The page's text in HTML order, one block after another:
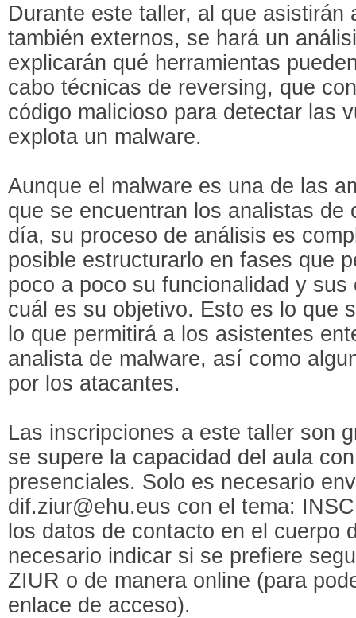
Durante este taller, al que asistirán
también externos, se hará un
explicarán qué herramientas
cabo técnicas de reversing, que
código malicioso para detectar las
explota un malware.
Aunque el malware es una de las
que se encuentran los analistas de
día, su proceso de análisis es
posible estructurarlo en fases que
poco a poco su funcionalidad y
cuál es su objetivo. Esto es lo que
lo que permitirá a los asistentes
analista de malware, así como
por los atacantes.
Las inscripciones a este taller son
se supere la capacidad del aula
presenciales. Solo es necesario
dif.ziur@ehu.eus con el tema:
los datos de contacto en el cuerpo
necesario indicar si se prefiere
ZIUR o de manera online (para
enlace de acceso).